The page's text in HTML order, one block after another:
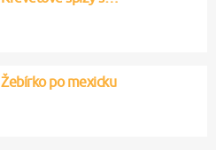
Žebírko po mexicku